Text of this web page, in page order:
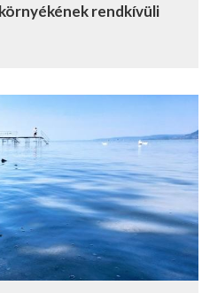
rendkívüli